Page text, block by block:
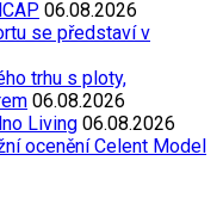
06.08.2026
se představí v
trhu s ploty,
06.08.2026
Living 06.08.2026
ocenění Celent Model